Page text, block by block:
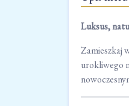
Luksus,
Zamieszkaj
urokliwego